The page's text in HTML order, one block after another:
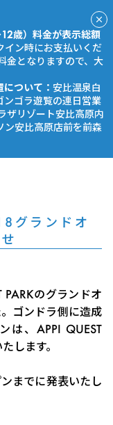
歳）料金が表示総額
イン時にお支払いくだ
金となりますので、大
ついて： 安比温泉白
ゴラ遊覧の連日営業
ザリゾート安比高原内
ン安比高原店前を前森
グランドオ
PARKのグランドオ
ゴンドラ側に造成
は、APPI QUEST
します。
までに発表いたし